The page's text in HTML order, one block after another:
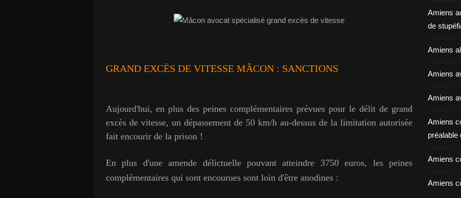
GRAND EXCÈS DE VITESSE MÂCON : SANCTIONS
Aujourd'hui, en plus des peines complémentaires prévues pour le délit de grand
excès de vitesse, un dépassement de 50 km/h au-dessus de la limitation autorisée
fait encourir de la prison !
En plus d'une amende délictuelle pouvant atteindre 3750 euros, les peines
complémentaires qui sont encourues sont loin d'être anodines :
Amiens
de
Amiens
Amiens
Amiens
Amiens
préalable
Amiens
Amiens